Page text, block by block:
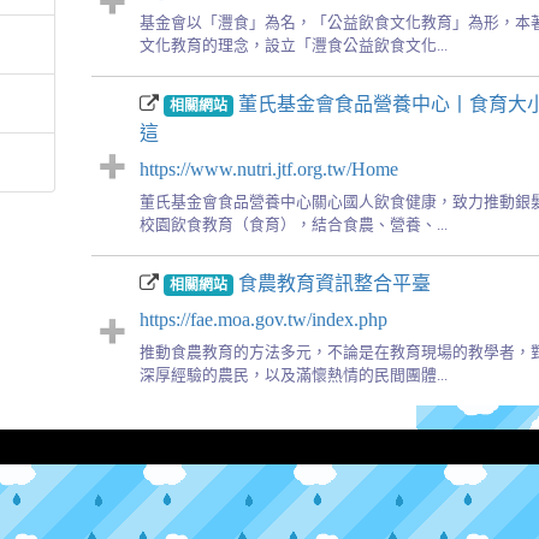
基金會以「灃食」為名，「公益飲食文化教育」為形，本
文化教育的理念，設立「灃食公益飲食文化...
相關網站
董氏基金會食品營養中心丨食育大
這
https://www.nutri.jtf.org.tw/Home
董氏基金會食品營養中心關心國人飲食健康，致力推動銀
校園飲食教育（食育），結合食農、營養、...
相關網站
食農教育資訊整合平臺
https://fae.moa.gov.tw/index.php
推動食農教育的方法多元，不論是在教育現場的教學者，
深厚經驗的農民，以及滿懷熱情的民間團體...